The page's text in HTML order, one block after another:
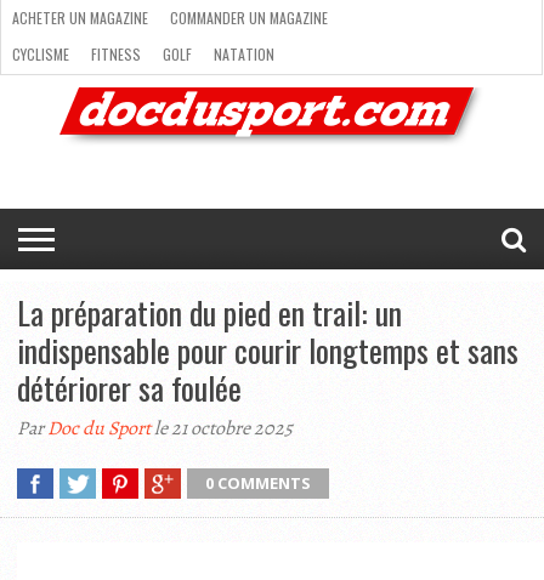
ACHETER
MAGAZINE
COMMANDER
UN
MAGAZINE
CYCLISME
FITNESS
GOLF
NATATION
RANDONNÉE
RUNNING
SKI
TRAIL
RUNNING
TRIATHLON
VOILE
NEWSLETTER
MAG’
EN
LIGNE
NOUS
CONTACTER
ACHETER UN MAGAZINE
COMMANDER UN MAGAZINE
CYCLISME
FITNESS GOLF
NATATION
RANDONNÉE
RUNNING SKI
TRAIL RUNNING
TRIATHLON
VOILE NEWSLETTER
MAG’ EN LIGNE
La préparation du pied en trail: un
indispensable pour courir longtemps et sans
détériorer sa foulée
ParDoc du Sportle 21 octobre 2025
0 COMMENTS